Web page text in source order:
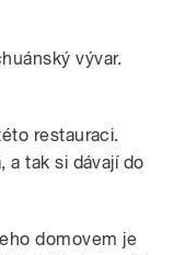
vývar.
restauraci.
a tak si dávají do
domovem je